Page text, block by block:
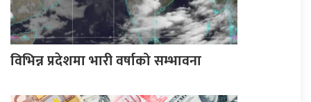
विभिन्न प्रदेशमा भारी वर्षाको सम्भावना